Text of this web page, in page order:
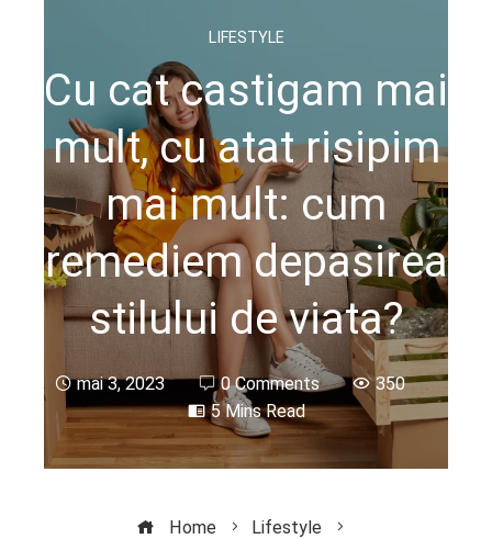
LIFESTYLE
Cu cat castigam mai
mult, cu atat risipim
mai mult: cum
remediem depasirea
stilului de viata?
mai 3, 2023 0 Comments
350
5 Mins Read
Home
Lifestyle